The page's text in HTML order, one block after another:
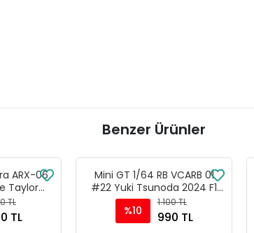
Benzer Ürünler
ARX-06
Taylor
2024
Hrs -
TL
TL
Mini GT 1/64 RB VCARB 01
#22 Yuki Tsunoda 2024 F1
2024 Bahrain GP - MGT01007
%10
1.100 TL
990 TL